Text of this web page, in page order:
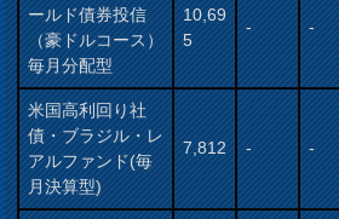
ールド債券投信
（豪ドルコース）
毎月分配型
10,69
5
- -
米国高利回り社
債・ブラジル・レ
アルファンド(毎
月決算型)
7,812 - -